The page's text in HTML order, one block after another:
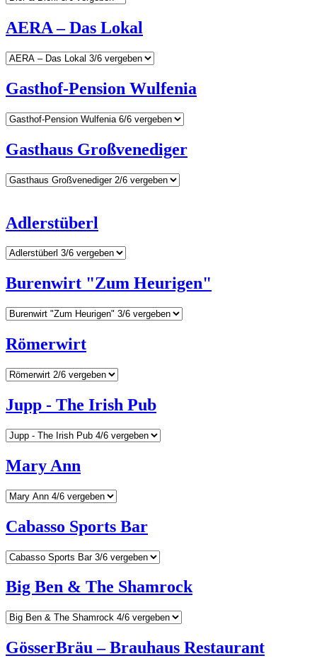
AERA – Das Lokal
Gasthof-Pension Wulfenia
Gasthaus Großvenediger
Adlerstüberl
Burenwirt "Zum Heurigen"
Römerwirt
Jupp - The Irish Pub
Mary Ann
Cabasso Sports Bar
Big Ben & The Shamrock
GösserBräu – Brauhaus Restaurant